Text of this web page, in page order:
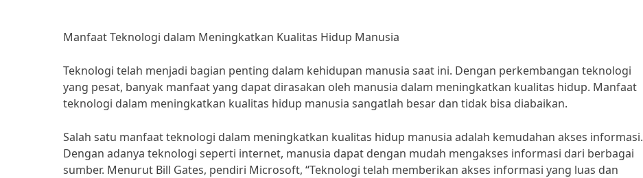
Manfaat Teknologi dalam Meningkatkan Kualitas Hidup Manusia
Teknologi telah menjadi bagian penting dalam kehidupan manusia saat ini. Dengan perkembangan teknologi
yang pesat, banyak manfaat yang dapat dirasakan oleh manusia dalam meningkatkan kualitas hidup. Manfaat
teknologi dalam meningkatkan kualitas hidup manusia sangatlah besar dan tidak bisa diabaikan.
Salah satu manfaat teknologi dalam meningkatkan kualitas hidup manusia adalah kemudahan akses informasi.
Dengan adanya teknologi seperti internet, manusia dapat dengan mudah mengakses informasi dari berbagai
sumber. Menurut Bill Gates, pendiri Microsoft, “Teknologi telah memberikan akses informasi yang luas dan